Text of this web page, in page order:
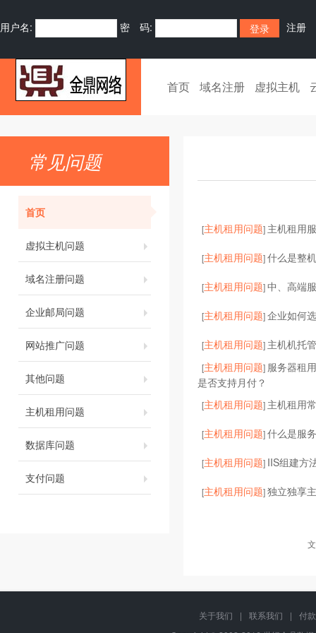
用户名: 密 码: 注册
首页 域名注册 虚拟主机
常见问题
首页
虚拟主机问题
域名注册问题
企业邮局问题
网站推广问题
其他问题
主机租用问题
数据库问题
支付问题
[主机租用问题] 主机租用
[主机租用问题]什么是整
[主机租用问题]中、高端
[主机租用问题]企业如何
[主机租用问题] 主机机托
[主机租用问题] 服务器租
是否支持月付？
[主机租用问题] 主机租用
[主机租用问题]什么是服
[主机租用问题] IIS组建方
[主机租用问题]独立独享
关于我们 | 联系我们 |
付